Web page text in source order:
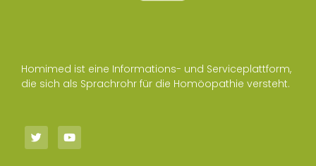
Homimed ist eine Informations- und Serviceplattform,
die sich als Sprachrohr für die Homöopathie versteht.